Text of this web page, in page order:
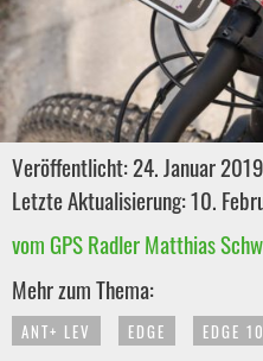
Veröffentlicht: 24. Januar 2019
Letzte Aktualisierung: 10.
vom GPS Radler Matthias
Mehr zum Thema:
ANT+ LEV EDGE EDGE